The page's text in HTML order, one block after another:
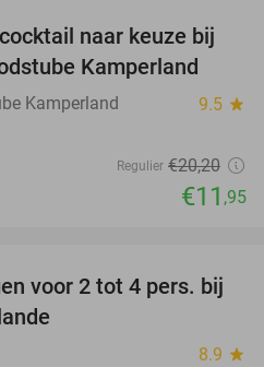
41%
naar keuze bij
Kamperland
Kamperland 9.5 star
Regulier €20,20
€11 ,95
17%
voor 2 tot 4 pers. bij
8.9 star